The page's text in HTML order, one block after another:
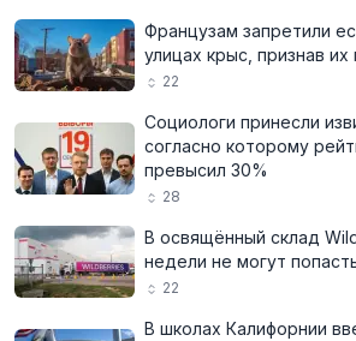
Французам запретили
улицах крыс, признав
22
Социологи принесли
согласно которому
превысил 30%
28
В освящённый склад
недели не могут
22
В школах Калифорнии